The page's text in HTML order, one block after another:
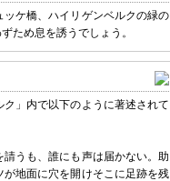
ケ橋、ハイリゲンベルクの緑の
ため息を誘うでしょう。
」内で以下のように著述されて
うも、誰にも声は届かない。助
地面に穴を開けそこに足跡を残